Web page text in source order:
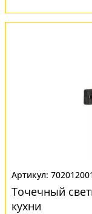
Точечный
кухни